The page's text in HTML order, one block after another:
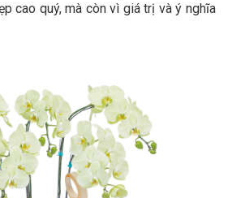
cao quý, mà còn vì giá trị và ý nghĩa